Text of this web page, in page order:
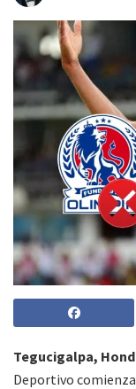
Tegucigalpa,
Deportivo